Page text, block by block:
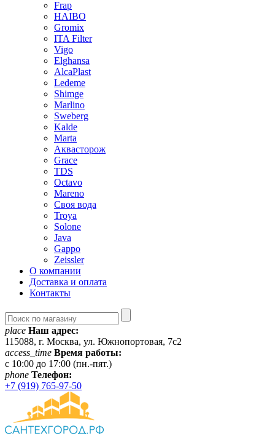
Frap
HAIBO
Gromix
ITA Filter
Vigo
Elghansa
AlcaPlast
Ledeme
Shimge
Marlino
Sweberg
Kalde
Marta
Аквасторож
Grace
TDS
Octavo
Mareno
Своя вода
Troya
Solone
Java
Gappo
Zeissler
О компании
Доставка и оплата
Контакты
place Наш адрес:
115088, г. Москва, ул. Южнопортовая, 7с2
access_time Время работы:
c 10:00 до 17:00 (пн.-пят.)
phone Телефон:
+7 (919) 765-97-50